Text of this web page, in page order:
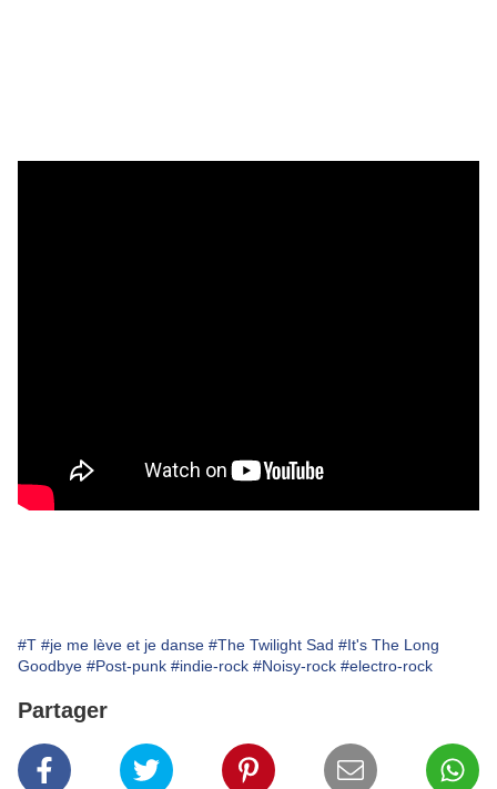
#T #je me lève et je danse #The Twilight Sad #It's The Long
Goodbye #Post-punk #indie-rock #Noisy-rock #electro-rock
Partager